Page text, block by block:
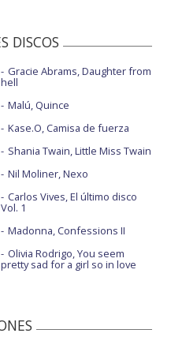
DISCOS
Gracie Abrams, Daughter from
hell
Malú, Quince
Kase.O, Camisa de fuerza
Shania Twain, Little Miss Twain
Nil Moliner, Nexo
Carlos Vives, El último disco
Vol. 1
Madonna, Confessions II
Olivia Rodrigo, You seem
pretty sad for a girl so in love